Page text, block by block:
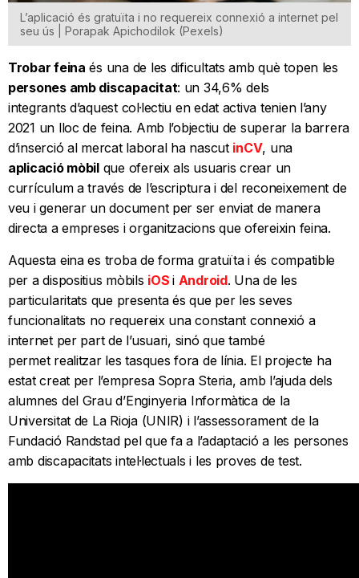
L’aplicació és gratuïta i no requereix connexió a internet pel
seu ús | Porapak Apichodilok (Pexels)
Trobar feina és una de les dificultats amb què topen les
persones amb discapacitat: un 34,6% dels
integrants d’aquest col·lectiu en edat activa tenien l’any
2021 un lloc de feina. Amb l’objectiu de superar la barrera
d’inserció al mercat laboral ha nascut inCV, una
aplicació mòbilque ofereix als usuaris crear un
currículum a través de l’escriptura i del reconeixement de
veu i generar un document per ser enviat de manera
directa a empreses i organitzacions que ofereixin feina.
Aquesta eina es troba de forma gratuïta i és compatible
per a dispositius mòbils iOSi Android. Una de les
particularitats que presenta és que per les seves
funcionalitats no requereix una constant connexió a
internet per part de l’usuari, sinó que també
permet realitzar les tasques fora de línia. El projecte ha
estat creat per l’empresa Sopra Steria, amb l’ajuda dels
alumnes del Grau d’Enginyeria Informàtica de la
Universitat de La Rioja (UNIR) i l’assessorament de la
Fundació Randstad pel que fa a l’adaptació a les persones
amb discapacitats intel·lectuals i les proves de test.